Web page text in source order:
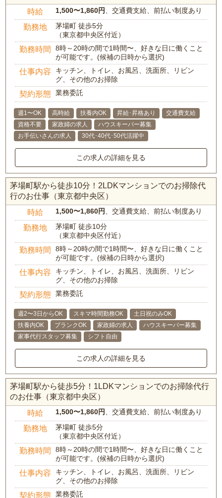
時給 1,500〜1,860円 、交通費支給、前払い制度あり
勤務地
茅場町 徒歩5分
（東京都中央区付近）
勤務時間
8時～20時の間で1時間〜、好きな日に働くこと
が可能です。(候補の日時から選択)
仕事内容
キッチン、トイレ、お風呂、洗面所、リビン
グ、その他のお掃除
契約形態 業務委託
週1〜OK 高時給 扶養内OK 昇給･昇格あり
交通費支給
資格不要
家政婦の求人
ハウスキーパー募集
お手伝いさんの求人
30代･40代･50代活躍中
この求人の詳細を見る
茅場町駅から徒歩10分！2LDKマンションでのお掃除代
行のお仕事（東京都中央区）
時給 1,500〜1,860円 、交通費支給、前払い制度あり
勤務地
茅場町 徒歩10分
（東京都中央区付近）
勤務時間
8時～20時の間で1時間〜、好きな日に働くこと
が可能です。(候補の日時から選択)
仕事内容
キッチン、トイレ、お風呂、洗面所、リビン
グ、その他のお掃除
契約形態 業務委託
週2〜3日からOK スキマ時間勤務OK
土日祝のみOK
扶養内OK
ブランクOK 家政婦の求人
ハウスキーパー募集
家事代行スタッフ募集
シフト自由
この求人の詳細を見る
茅場町駅から徒歩5分！1LDKマンションでのお掃除代行
のお仕事（東京都中央区）
時給 1,500〜1,860円 、交通費支給、前払い制度あり
勤務地
茅場町 徒歩5分
（東京都中央区付近）
勤務時間
8時～20時の間で1時間〜、好きな日に働くこと
が可能です。(候補の日時から選択)
仕事内容
キッチン、トイレ、お風呂、洗面所、リビン
グ、その他のお掃除
契約形態 業務委託